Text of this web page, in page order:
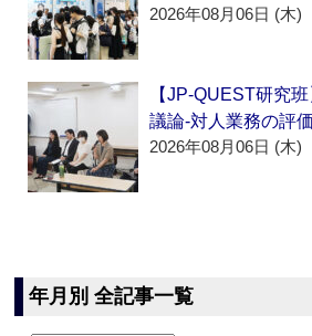
2026年08月06日 (木)
【JP-QUEST研究
議論‐対人業務の評
2026年08月06日 (木)
年月別 全記事一覧